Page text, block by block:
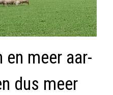
en meer aar-
dus meer